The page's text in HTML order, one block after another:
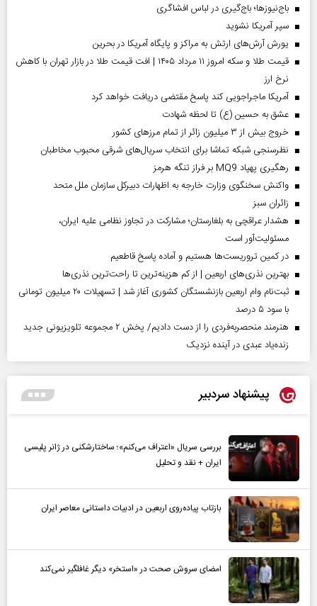
باج‌نیوزها؛ باج‌گیری در لباس افشاگری
سپر آمریکا نشوید
یورش آرش‌های ارتش به مراکز و پایگاه‌ آمریکا در بحرین
قیمت طلا و سکه امروز ۱۱ مرداد ۱۴۰۵ | افت قیمت طلا در بازار تهران با کاهش
نرخ ارز
آمریکا ماجراجویی کند پاسخ مقتضی دریافت خواهد کرد
عشق به حسین (ع) تا لحظه شهادت
خروج بیش از ۳ میلیون زائر از تمام مرز‌های کشور
نظرسنجی شبکه تماشا برای انتخاب سریال‌های شرقی محبوب مخاطبان
رهگیری پهپاد MQ9 بر فراز تنگه هرمز
واکنش سخنگوی وزارت خارجه به اظهارات دبیرکل سازمان ملل متحد
‌زائران سبز
هشدار عراقچی به بلغارستان؛ مشارکت در تجاوز نظامی علیه ایران،
مسئولیت‌آور است
در کمین تروریست‌ها هستیم و آماده پاسخ قاطعیم
بهترین نذری‌های اربعین | از کم هزینه‌ترین تا راحت‌ترین نذری‌ها
ثبت‌نام وام اربعین بازنشستگان کشوری آغاز شد | تسهیلات ۲۰ میلیون تومانی
با سود ۵ درصد
هنرمند منحصر‌به‌فردی را از دست دادیم/ پخش ۲ مجموعه تلویزیونی جدید
زنده‌یاد عبدی در آینده نزدیک
پیشنهاد سردبیر
بررسی سریال «اعتراف می‌کنم»؛ ساختارشکنی در ژانر پلیسی
ایران + نقد و تحلیل
بازتاب پیاده‌روی اربعین در ادبیات داستانی معاصر ایران
امضای سروش صحت در «استخر» دیگر غافلگیر نمی‌کند